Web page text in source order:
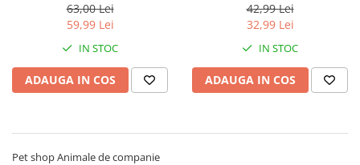
63,00 Lei
59,99 Lei
IN STOC
ADAUGA IN COS
42,99 Lei
32,99 Lei
IN STOC
ADAUGA IN COS
Pet shop Animale de companie